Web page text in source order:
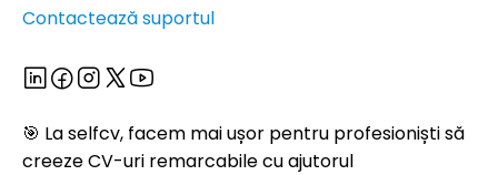
Contactează suportul
🎯 La selfcv, facem mai ușor pentru profesioniști să
creeze CV-uri remarcabile cu ajutorul